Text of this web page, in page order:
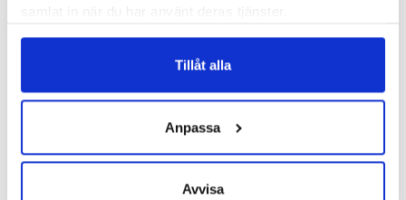
Tillåt alla
Anpassa
Avvisa
variation av övningar kan du hitta på BLACKROLLS hemsida
tagit del av fördelarna av träning med foam roller och